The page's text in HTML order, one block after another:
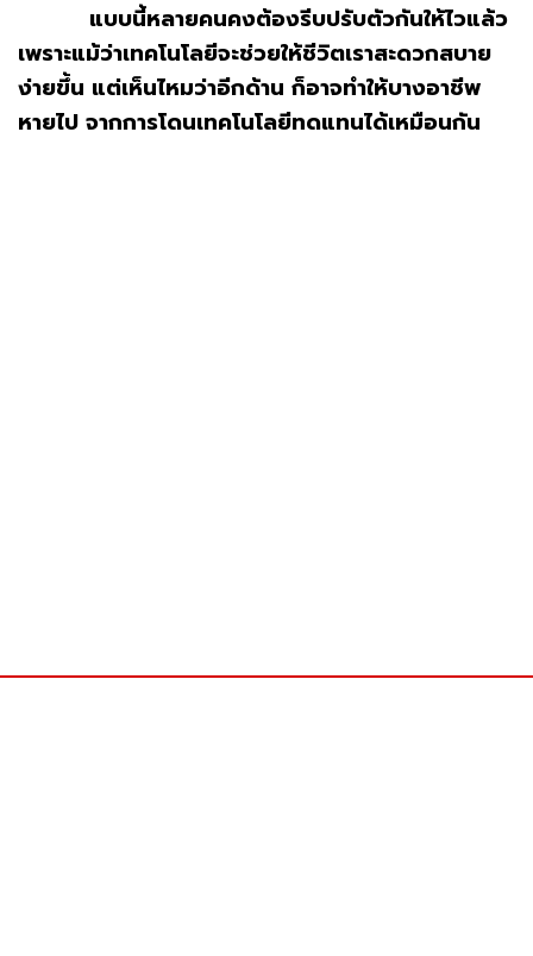
แบบนี้หลายคนคงต้องรีบปรับตัวกันให้ไวแล้ว
เพราะแม้ว่าเทคโนโลยีจะช่วยให้ชีวิตเราสะดวกสบาย
ง่ายขึ้น แต่เห็นไหมว่าอีกด้าน ก็อาจทำให้บางอาชีพ
หายไป จากการโดนเทคโนโลยีทดแทนได้เหมือนกัน